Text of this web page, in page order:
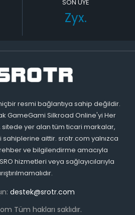
SON ÜYE
Zyx.
resmi bağlantıya sahip değildir.
GameGami Silkroad Online'yi Her
sitede yer alan tüm ticari markalar,
aittir. srotr.com yalnızca
ve bilgilendirme amacıyla
hizmetleri veya sağlayıcılarıyla
destek@srotr.com
Tüm hakları saklıdır.